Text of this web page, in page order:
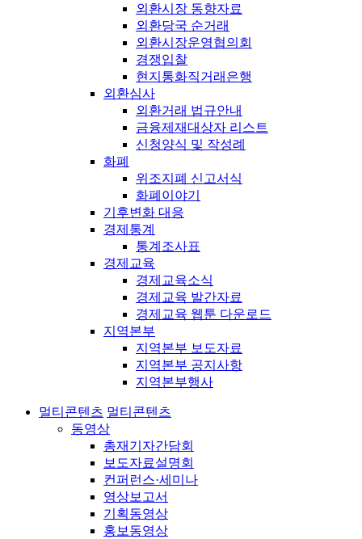
외환시장 동향자료
외환당국 순거래
외환시장운영협의회
경쟁입찰
현지통화직거래은행
외환심사
외환거래 법규안내
금융제재대상자 리스트
신청양식 및 작성례
화폐
위조지폐 신고서식
화폐이야기
기후변화 대응
경제통계
통계조사표
경제교육
경제교육소식
경제교육 발간자료
경제교육 웹툰 다운로드
지역본부
지역본부 보도자료
지역본부 공지사항
지역본부행사
멀티콘텐츠 멀티콘텐츠
동영상
총재기자간담회
보도자료설명회
컨퍼런스·세미나
영상보고서
기획동영상
홍보동영상